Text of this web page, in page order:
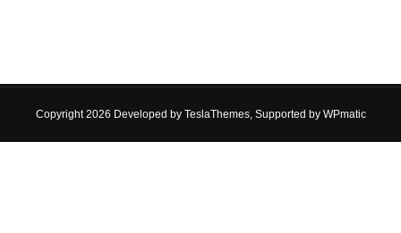
Copyright 2026 Developed by TeslaThemes, Supported by WPmatic